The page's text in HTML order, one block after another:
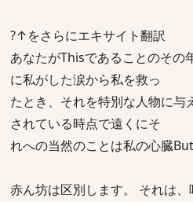
?↑をさらにエキサイト翻訳
あなたがThisであることのその
に私がした涙から私を救っ
たとき、それを特別な人物に与
されている時点で遠くにそ
れへの当然のことは私の心臓
赤ん坊は区別します。 それは